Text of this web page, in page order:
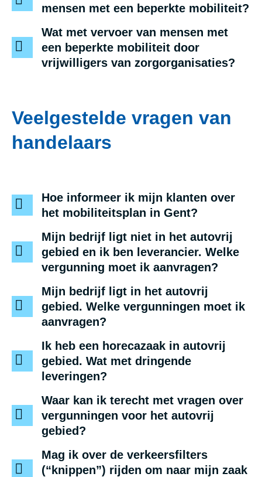
mensen met een beperkte mobiliteit?
Wat met vervoer van mensen met
een beperkte mobiliteit door
vrijwilligers van zorgorganisaties?
Veelgestelde vragen van
handelaars
Hoe informeer ik mijn klanten over
het mobiliteitsplan in Gent?
Mijn bedrijf ligt niet in het autovrij
gebied en ik ben leverancier. Welke
vergunning moet ik aanvragen?
Mijn bedrijf ligt in het autovrij
gebied. Welke vergunningen moet ik
aanvragen?
Ik heb een horecazaak in autovrij
gebied. Wat met dringende
leveringen?
Waar kan ik terecht met vragen over
vergunningen voor het autovrij
gebied?
Mag ik over de verkeersfilters
(“knippen”) rijden om naar mijn zaak